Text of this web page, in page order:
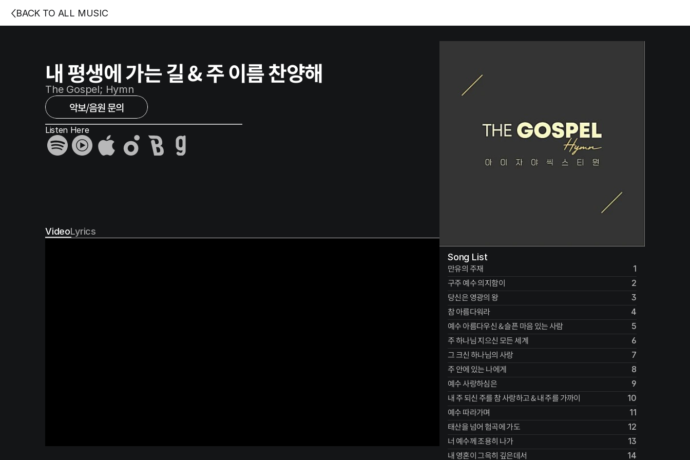
BACK TO ALL MUSIC
내 평생에 가는 길 & 주 이름 찬양해
The Gospel; Hymn
악보/음원 문의
Listen Here
VideoLyrics
Song List
만유의 주재
1
구주 예수 의지함이 2
당신은 영광의 왕 3
참 아름다워라 4
예수 아름다우신 & 슬픈 마음 있는 사람 5
주 하나님 지으신 모든 세계 6
그 크신 하나님의 사랑 7
주 안에 있는 나에게 8
예수 사랑하심은 9
내 주 되신 주를 참 사랑하고 & 내 주를 가까이 10
예수 따라가며 11
태산을 넘어 험곡에 가도 12
너 예수께 조용히 나가 13
내 영혼이 그윽히 깊은데서 14